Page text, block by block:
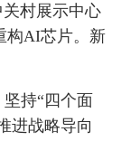
关村展示中心
构AI芯片。新
持“四个面
进战略导向